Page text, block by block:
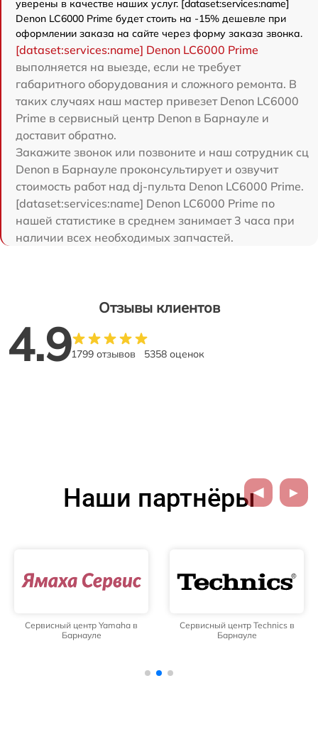
уверены в качестве наших услуг. [dataset:services:name]
Denon LC6000 Prime будет стоить на -15% дешевле при
оформлении заказа на сайте через форму заказа звонка.
[dataset:services:name] Denon LC6000 Prime
выполняется на выезде, если не требует
габаритного оборудования и сложного ремонта. В
таких случаях наш мастер привезет Denon LC6000
Prime в сервисный центр Denon в Барнауле и
доставит обратно.
Закажите звонок или позвоните и наш сотрудник сц
Denon в Барнауле проконсультирует и озвучит
стоимость работ над dj-пульта Denon LC6000 Prime.
[dataset:services:name] Denon LC6000 Prime по
нашей статистике в среднем занимает 3 часа при
наличии всех необходимых запчастей.
Отзывы клиентов
4.91799 отзывов 5358 оценок
Наши партнёры
Сервисный центр Yamaha в
Барнауле
Сервисный центр Technics в
Барнауле